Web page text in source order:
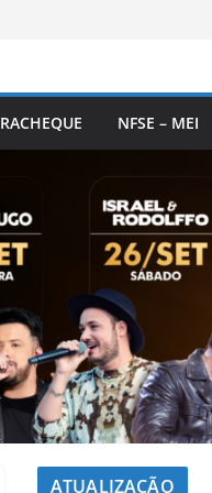
NFSE – MEI
ATUALIZAÇÃO